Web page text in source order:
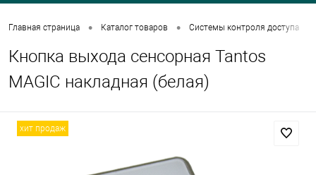
Главная страница • Каталог товаров • Системы контроля доступа
Кнопка выхода сенсорная Tantos
MAGIC накладная (белая)
хит продаж